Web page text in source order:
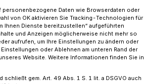
geholt.
Daten wie Browserdaten oder
von OK aktivieren Sie Tracking-Technologien für
Ihnen Dienste bereitzustellen“ aufgeführten
und Anzeigen möglicherweise nicht mehr so
aufrufen, um Ihre Einstellungen zu ändern oder
oder Ablehnen am unteren Rand der
Website. Weitere Informationen finden Sie in
gem. Art. 49 Abs. 1 S. 1 lit. a DSGVO auch